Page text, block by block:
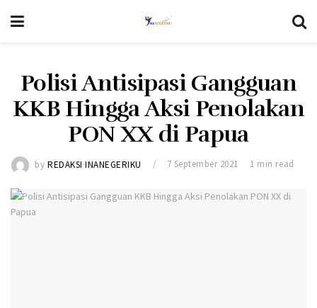
Polisi Antisipasi Gangguan
KKB Hingga Aksi Penolakan
PON XX di Papua
by REDAKSI INANEGERIKU 7 September 2021 1 min read